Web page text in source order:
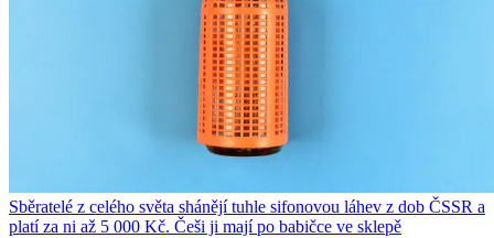
Sběratelé z celého světa shánějí tuhle sifonovou láhev z dob ČSSR a
platí za ni až 5 000 Kč. Češi ji mají po babičce ve sklepě